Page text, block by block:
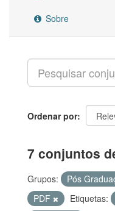
Sobre
Ordenar por
7 conjuntos
Grupos: Pós
PDF
Etiquetas: